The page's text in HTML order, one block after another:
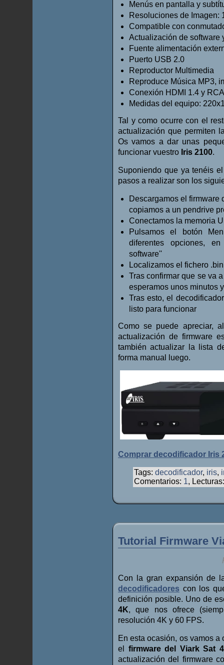
Menús en pantalla y
Resoluciones de Imagen:
Compatible con
Actualización de software
Fuente alimentación
Puerto USB 2.0
Reproductor Multimedia
Reproduce Música MP3,
Conexión HDMI 1.4 y RCA
Medidas del equipo:
Tal y como ocurre con el
actualización que permiten
Os vamos a dar unas
funcionar vuestro Iris 2100.
Suponiendo que ya tenéis
pasos a realizar son los
Descargamos el firmware
copiamos a un pendrive
Conectamos la memoria
Pulsamos el botón
diferentes opciones, en
software''
Localizamos el fichero
Tras confirmar que se va
esperamos unos minutos
Tras esto, el
listo para funcionar
Como se puede apreciar,
actualización de firmware
también actualizar la lista
forma manual luego.
Comprar decodificador Iris
Tags: decodificador, iris,
Comentarios: 1,
Tutorial Firmware
Con la gran expansión de
decodificadores con los
definición posible. Uno de
4K, que nos ofrece
resolución 4K y 60 FPS.
En esta ocasión, os vamos
el firmware del Viark Sat
actualización del firmware